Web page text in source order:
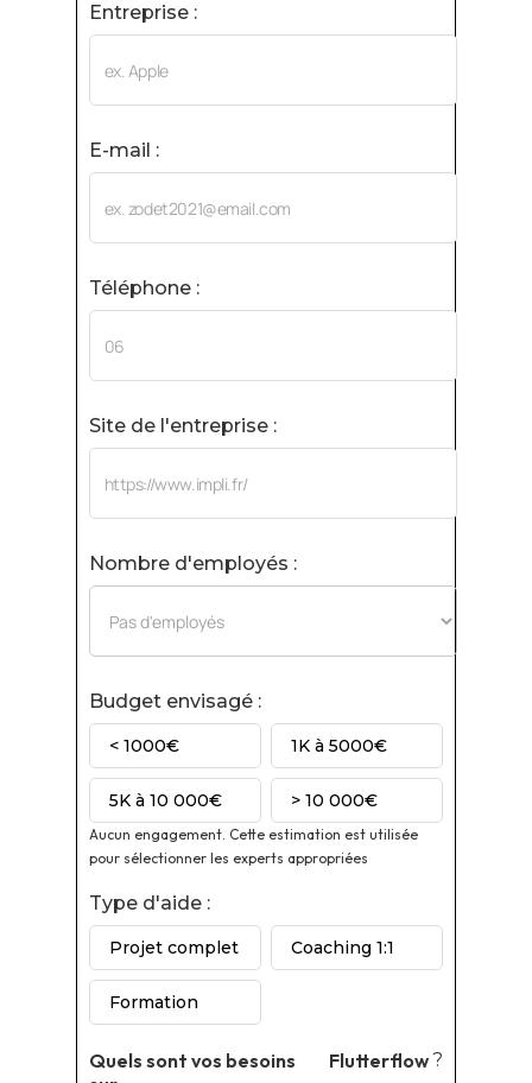
Entreprise :
E-mail :
Téléphone :
Site de l'entreprise :
Nombre d'employés :
Budget envisagé :
< 1000€ 1K à 5000€
5K à 10 000€ > 10 000€
Aucun engagement. Cette estimation est utilisée
pour sélectionner les experts appropriées
Type d'aide :
Projet complet Coaching 1:1
Formation
Quels sont vos besoins
Flutterflow?